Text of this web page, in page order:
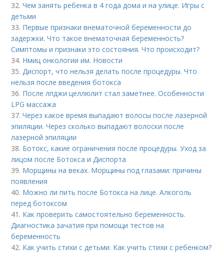
32.Чем занять ребенка в 4 года дома и на улице. Игры с
детьми
33. Первые признаки внематочной беременности до
задержки. Что такое внематочная беременность?
Симптомы и признаки это состояния. Что происходит?
34. Нмиц онкологии им. Новости
35.Диспорт, что нельзя делать после процедуры. Что
нельзя после введения ботокса
36. После лпджи целлюлит стал заметнее. Особенности
LPG массажа
37.Через какое время выпадают волосы после лазерной
эпиляции. Через сколько выпадают волоски после
лазерной эпиляции
38. Ботокс, какие ограничения после процедуры. Уход за
лицом после Ботокса и Диспорта
39. Морщины на веках. Морщины под глазами: причины
появления
40. Можно ли пить после Ботокса на лице. Алкоголь
перед ботоксом
41. Как проверить самостоятельно беременность.
Диагностика зачатия при помощи тестов на
беременность
42. Как учить стихи с детьми. Как учить стихи с ребенком?